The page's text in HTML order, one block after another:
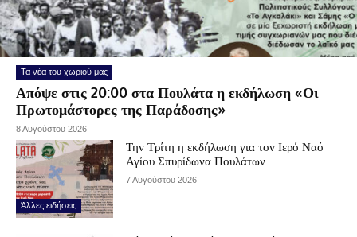
Τα νέα του χωριού μας
Απόψε στις 20:00 στα Πουλάτα η εκδήλωση «Οι
Πρωτομάστορες της Παράδοσης»
8 Αυγούστου 2026
Άλλες ειδήσεις
Την Τρίτη η εκδήλωση για τον Ιερό Ναό
Αγίου Σπυρίδωνα Πουλάτων
7 Αυγούστου 2026